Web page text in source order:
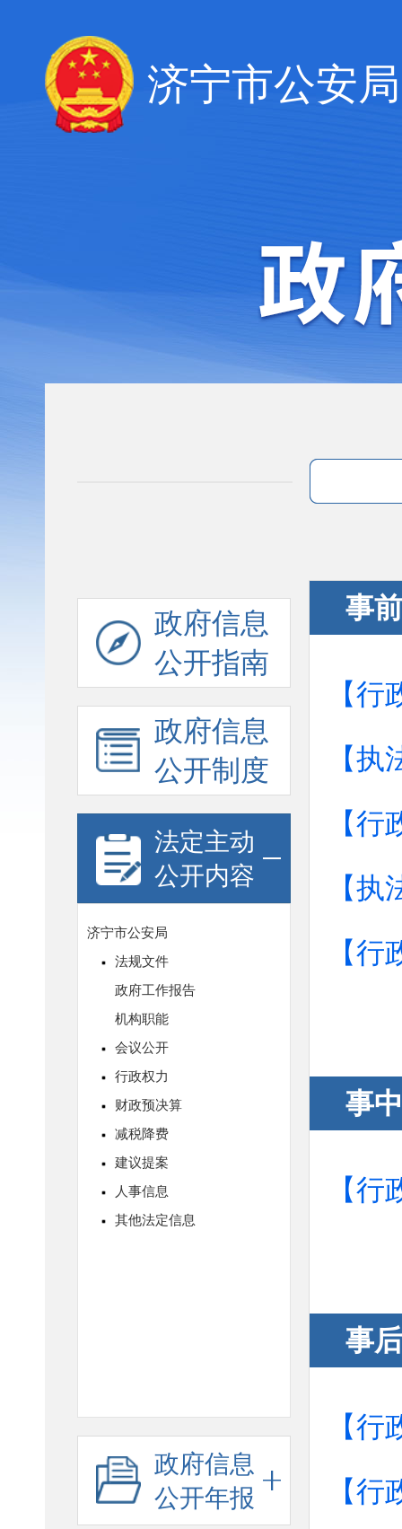
济宁市公安局
政府信息
公开指南
政府信息
公开制度
法定主动
公开内容
政府信息
公开年报
事
【
【
【
【
【
事
【
事
【
【